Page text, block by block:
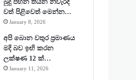
බුදු පහන තියන නිවැරදි
වත් පිළිවෙත් මෙන්න…
January 8, 2026
අපි බොන වතුර ප්‍රමාණය
මදි බව ඉඟි කරන
ලක්ෂණ 12 ක්…
January 11, 2026